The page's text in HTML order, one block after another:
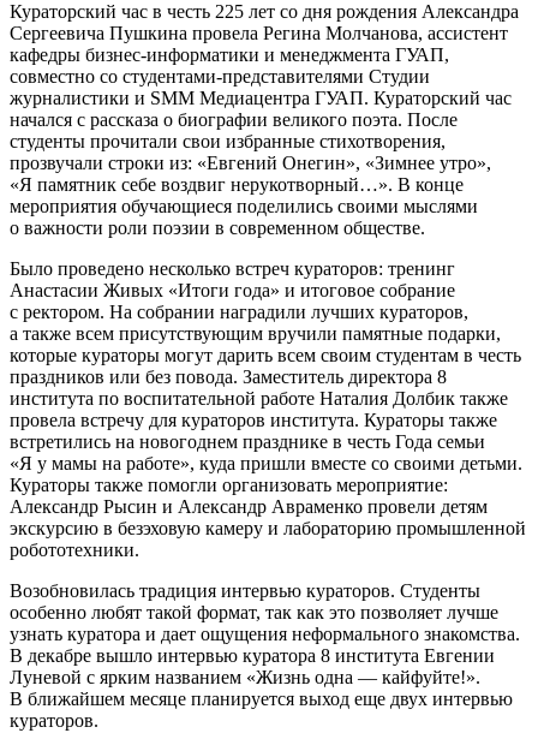
Кураторский час в честь 225 лет со дня рождения Александра
Сергеевича Пушкина провела Регина Молчанова, ассистент
кафедры бизнес-информатики и менеджмента ГУАП,
совместно со студентами-представителями Студии
журналистики и SMM Медиацентра ГУАП. Кураторский час
начался с рассказа о биографии великого поэта. После
студенты прочитали свои избранные стихотворения,
прозвучали строки из: «Евгений Онегин», «Зимнее утро»,
«Я памятник себе воздвиг нерукотворный…». В конце
мероприятия обучающиеся поделились своими мыслями
о важности роли поэзии в современном обществе.
Было проведено несколько встреч кураторов: тренинг
Анастасии Живых «Итоги года» и итоговое собрание
с ректором. На собрании наградили лучших кураторов,
а также всем присутствующим вручили памятные подарки,
которые кураторы могут дарить всем своим студентам в честь
праздников или без повода. Заместитель директора 8
института по воспитательной работе Наталия Долбик также
провела встречу для кураторов института. Кураторы также
встретились на новогоднем празднике в честь Года семьи
«Я у мамы на работе», куда пришли вместе со своими детьми.
Кураторы также помогли организовать мероприятие:
Александр Рысин и Александр Авраменко провели детям
экскурсию в безэховую камеру и лабораторию промышленной
робототехники.
Возобновилась традиция интервью кураторов. Студенты
особенно любят такой формат, так как это позволяет лучше
узнать куратора и дает ощущения неформального знакомства.
В декабре вышло интервью куратора 8 института Евгении
Луневой с ярким названием «Жизнь одна — кайфуйте!».
В ближайшем месяце планируется выход еще двух интервью
кураторов.